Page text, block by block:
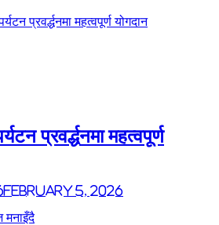
प्रवर्द्धनमा महत्वपूर्ण
February 5, 2026